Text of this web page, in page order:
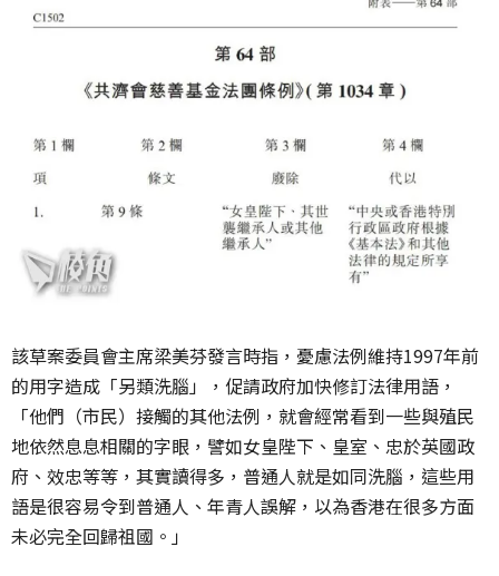
該草案委員會主席梁美芬發言時指，憂慮法例維持1997年前
的用字造成「另類洗腦」，促請政府加快修訂法律用語，
「他們（市民）接觸的其他法例，就會經常看到一些與殖民
地依然息息相關的字眼，譬如女皇陛下、皇室、忠於英國政
府、效忠等等，其實讀得多，普通人就是如同洗腦，這些用
語是很容易令到普通人、年青人誤解，以為香港在很多方面
未必完全回歸祖國。」